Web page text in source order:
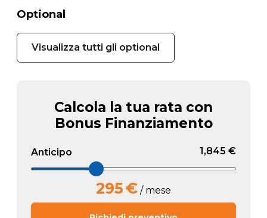
Optional
Visualizza tutti gli optional
Calcola la tua rata con
Bonus Finanziamento
Anticipo 1,845 €
295€ / mese